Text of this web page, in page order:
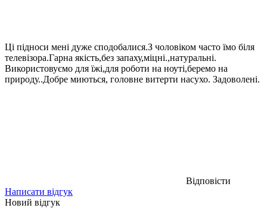
Ці підноси мені дуже сподобалися.З чоловіком часто їмо біля
телевізора.Гарна якість,без запаху,міцні.,натуральні.
Використовуємо для їжі,для роботи на ноуті,беремо на
природу..Добре миються, головне витерти насухо. Задоволені.
Відповісти
Написати відгук
Новий відгук